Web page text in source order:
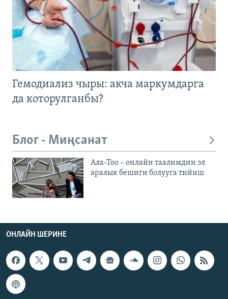
Гемодиализ чыры: акча маркумдарга
да которулганбы?
Блог - Миңсанат
Ала-Тоо – онлайн таалимдин эл
аралык бешиги болууга тийиш
ОНЛАЙН ШЕРИНЕ